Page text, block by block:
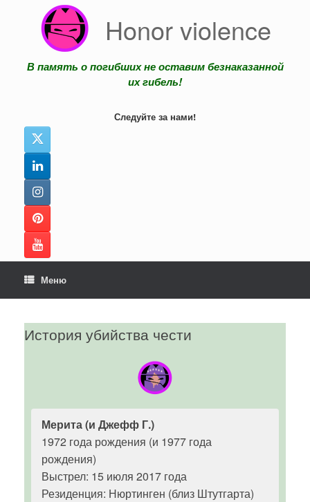
содержанию
Honor violence
В память о погибших не оставим безнаказанной
их гибель!
Следуйте за нами!
Меню
История убийства чести
Мерита (и Джефф Г.)
1972 года рождения (и 1977 года
рождения)
Выстрел: 15 июля 2017 года
Резиденция: Нюртинген (близ Штутгарта)